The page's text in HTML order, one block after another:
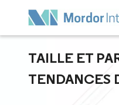
TAILLE ET
TENDANCES